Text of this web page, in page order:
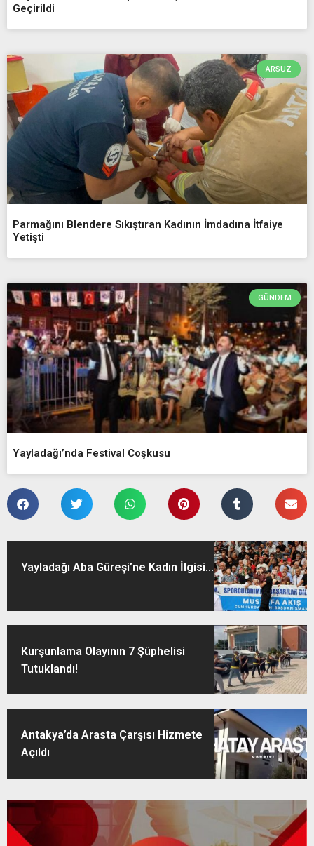
Geçirildi
ARSUZ
Parmağını Blendere Sıkıştıran Kadının İmdadına İtfaiye
Yetişti
GÜNDEM
Yayladağı’nda Festival Coşkusu
Yayladağı Aba Güreşi’ne Kadın İlgisi...
Kurşunlama Olayının 7 Şüphelisi
Tutuklandı!
Antakya’da Arasta Çarşısı Hizmete
Açıldı